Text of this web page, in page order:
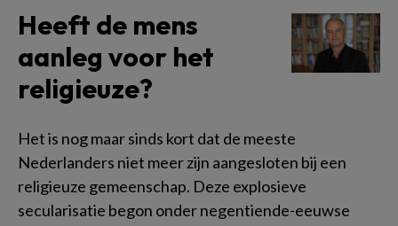
Heeft de mens
aanleg voor het
religieuze?
Het is nog maar sinds kort dat de meeste
Nederlanders niet meer zijn aangesloten bij een
religieuze gemeenschap. Deze explosieve
secularisatie begon onder negentiende-eeuwse